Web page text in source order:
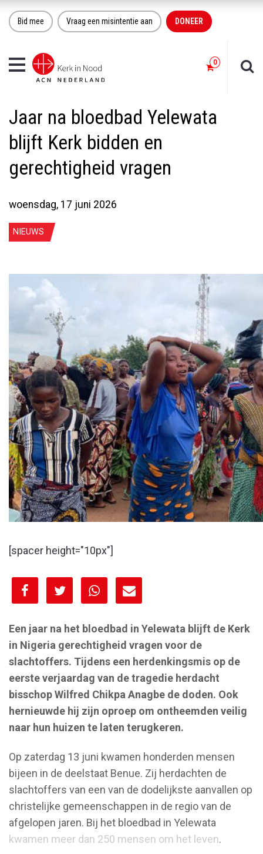
Bid mee Vraag een misintentie aan DONEER
Toggle
navigation
Jaar na bloedbad Yelewata
blijft Kerk bidden en
gerechtigheid vragen
woensdag, 17 juni 2026
NIEUWS
[spacer height="10px"]
[spacer height="10px"]
Een jaar na het bloedbad in Yelewata blijft de Kerk
in Nigeria gerechtigheid vragen voor de
slachtoffers. Tijdens een herdenkingsmis op de
eerste verjaardag van de tragedie herdacht
bisschop Wilfred Chikpa Anagbe de doden. Ook
hernieuwde hij zijn oproep om ontheemden veilig
naar hun huizen te laten terugkeren.
Op zaterdag 13 juni kwamen honderden mensen
bijeen in de deelstaat Benue. Zij herdachten de
slachtoffers van een van de dodelijkste aanvallen op
christelijke gemeenschappen in de regio van de
afgelopen jaren. Bij het bloedbad in Yelewata
kwamen meer dan 250 mensen om het leven.